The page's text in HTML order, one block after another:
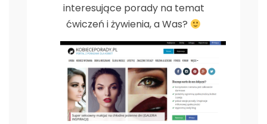
interesujące porady na temat
ćwiczeń i żywienia, a Was?